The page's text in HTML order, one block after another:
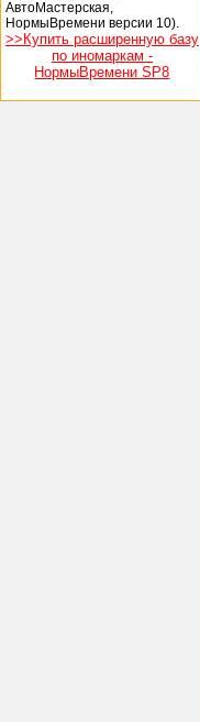
АвтоМастерская,
НормыВремени версии 10).
>>Купить расширенную базу
по иномаркам -
НормыВремени SP8